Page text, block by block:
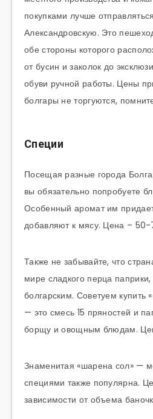
покупками лучше
Александровскую. Это
обе стороны которого
от бусин и заколок до
обуви ручной работы. Цены
болгары не торгуются,
Специи
Посещая разные города
вы обязательно попробуете
Особенный аромат им
добавляют к мясу. Цена – 50-
Также не забывайте, что
мире сладкого перца
болгарским. Советуем купить
— это смесь 15 пряностей и
борщу и овощным блюдам.
Знаменитая «шарена сол» —
специями также популярна.
зависимости от объема